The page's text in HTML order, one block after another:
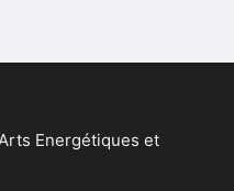
Energétiques et